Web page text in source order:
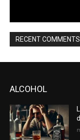
RECENT COMMENTS
ALCOHOL